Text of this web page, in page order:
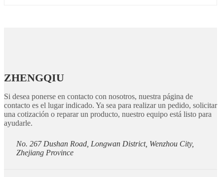
ZHENGQIU
Si desea ponerse en contacto con nosotros, nuestra página de
contacto es el lugar indicado. Ya sea para realizar un pedido, solicitar
una cotización o reparar un producto, nuestro equipo está listo para
ayudarle.
No. 267 Dushan Road, Longwan District, Wenzhou City,
Zhejiang Province